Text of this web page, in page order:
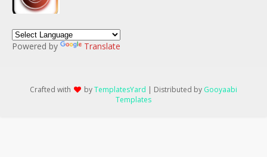
Powered by Translate
Crafted with byTemplatesYard | Distributed by Gooyaabi
Templates